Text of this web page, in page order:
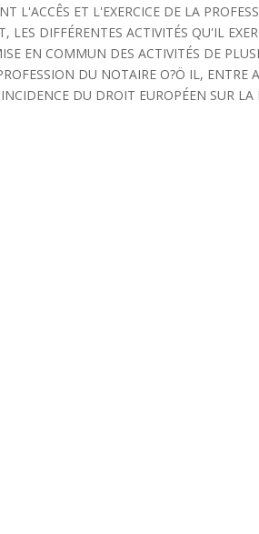
L'ACCÊS ET L'EXERCICE DE LA
LES DIFFÉRENTES ACTIVITÉS QU'IL
EN COMMUN DES ACTIVITÉS DE
DU NOTAIRE O?Ö IL, ENTRE
DU DROIT EUROPÉEN SUR LA